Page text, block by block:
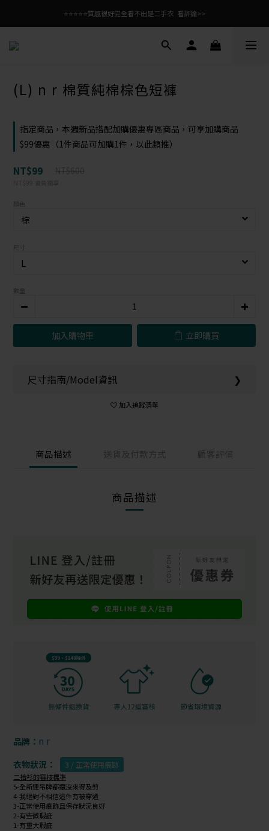
⭐⭐⭐⭐⭐質感很好完全看不出是二手衣  看評論>>
(L) n r 棉質純棉棕色短褲
指定商品，本週新品搭配加購優惠專區商品，可享加購商品
$99優惠（1件商品可加購1件，以此類推）
NT$99 NT$600
顏色
尺寸
數量
加入購物車 立即購買
尺寸指南/Model資訊 ❯
加入追蹤清單
商品描述 送貨及付款方式 顧客評價
商品描述
品牌： n r
衣物狀況： 3 / 正常使用痕跡
二拾衫的審核標準
5-全新連吊牌都還沒來得及剪
4-我絕對不相信這件有被穿過
3-正常使用痕跡且保存狀況良好
2-有些微瑕疵
1-有重大瑕疵